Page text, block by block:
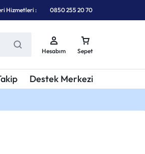
Hizmetleri : 0850 255 20 70
Hesabım Sepet
Destek Merkezi